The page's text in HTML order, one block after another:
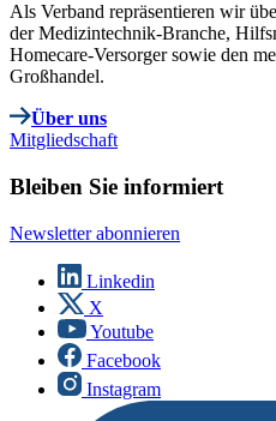
Als Verband repräsentieren wir
der Medizintechnik-Branche,
Homecare-Versorger sowie den
Großhandel.
Über uns
Mitgliedschaft
Bleiben Sie informiert
Newsletter abonnieren
Linkedin
X
Youtube
Facebook
Instagram